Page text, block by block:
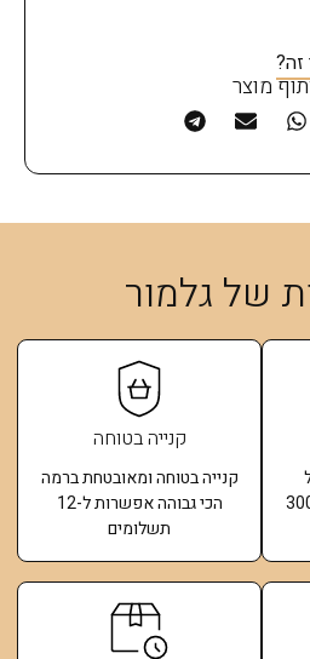
מוצר
של גלמור
מספקים למעל 300
קנייה בטוחה
קנייה בטוחה ומאובטחת ברמה
הכי גבוהה אפשרות ל-12
תשלומים​